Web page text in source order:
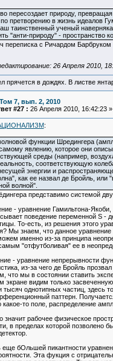
пересоздает природу,
по претворению в жизнь идеалов
таинственный ученый
"анти-природу" - пространство
переписка с Ричардом Барбруком
26 Апреля 2010,
прячется в дождях. В листве
7, вып. 2, 2010
#27 : 26 Апреля 2010, 16:42:23 »
:
функции Шредингера
явлению, которое они
среды (например,
соответствующую
энергии и
как ее назвал де Бройль,
волной".
представимо системой
- уравнение Гамильтона-
поведение переменной S -
То-есть, из решения этого
Мы знаем, что данное
именно из-за принципа
"отфутболивая" ее в
- уравнение непрерывности
из-за чего де Бройль
что мы в состоянии ставить
экране видим только
тысяч однотипных частиц, здесь
паттерн.
то поле, распределение
значит рабочее физическое
в пределах которой позволено
еще бОльшей пикантности
Эта фукция с